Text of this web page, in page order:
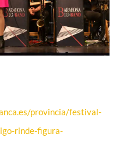
provincia/festival-
rinde-figura-